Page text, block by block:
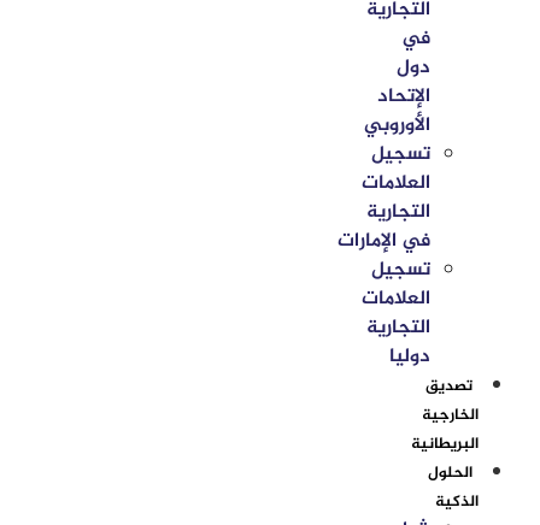
التجارية
في
دول
الإتحاد
الأوروبي
تسجيل
العلامات
التجارية
في الإمارات
تسجيل
العلامات
التجارية
دوليا
تصديق
الخارجية
البريطانية
الحلول
الذكية